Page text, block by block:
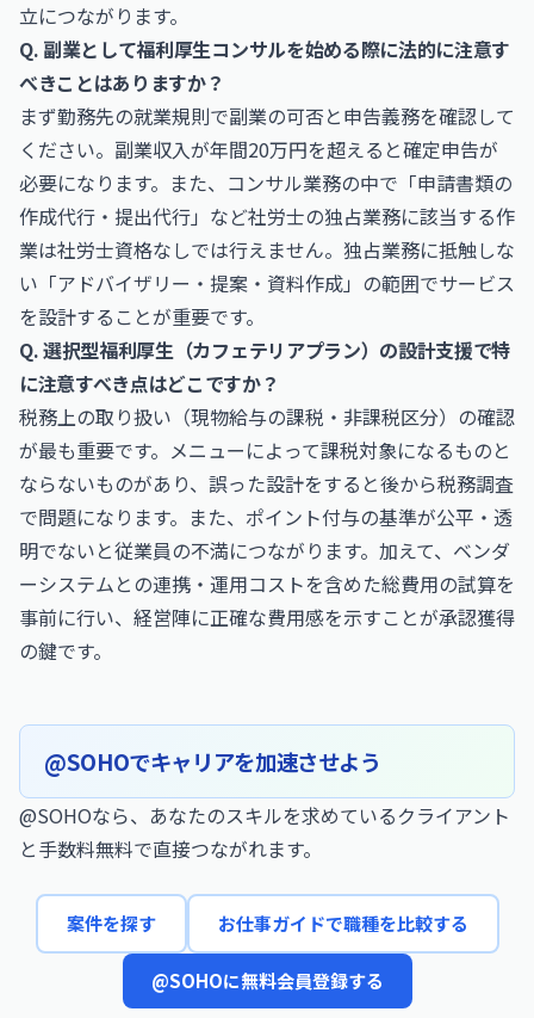
立につながります。
Q. 副業として福利厚生コンサルを始める際に法的に注意す
べきことはありますか？
まず勤務先の就業規則で副業の可否と申告義務を確認して
ください。副業収入が年間20万円を超えると確定申告が
必要になります。また、コンサル業務の中で「申請書類の
作成代行・提出代行」など社労士の独占業務に該当する作
業は社労士資格なしでは行えません。独占業務に抵触しな
い「アドバイザリー・提案・資料作成」の範囲でサービス
を設計することが重要です。
Q. 選択型福利厚生（カフェテリアプラン）の設計支援で特
に注意すべき点はどこですか？
税務上の取り扱い（現物給与の課税・非課税区分）の確認
が最も重要です。メニューによって課税対象になるものと
ならないものがあり、誤った設計をすると後から税務調査
で問題になります。また、ポイント付与の基準が公平・透
明でないと従業員の不満につながります。加えて、ベンダ
ーシステムとの連携・運用コストを含めた総費用の試算を
事前に行い、経営陣に正確な費用感を示すことが承認獲得
の鍵です。
@SOHOでキャリアを加速させよう
@SOHOなら、あなたのスキルを求めているクライアント
と手数料無料で直接つながれます。
案件を探す お仕事ガイドで職種を比較する
@SOHOに無料会員登録する